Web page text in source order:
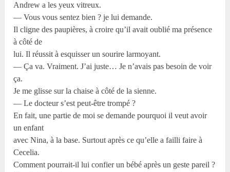
Andrew a les yeux vitreux.
— Vous vous sentez bien ? je lui demande.
Il cligne des paupières, à croire qu’il avait oublié ma présence
à côté de
lui. Il réussit à esquisser un sourire larmoyant.
— Ça va. Vraiment. J’ai juste… Je n’avais pas besoin de voir
ça.
Je me glisse sur la chaise à côté de la sienne.
— Le docteur s’est peut-être trompé ?
En fait, une partie de moi se demande pourquoi il veut avoir
un enfant
avec Nina, à la base. Surtout après ce qu’elle a failli faire à
Cecelia.
Comment pourrait-il lui confier un bébé après un geste pareil ?